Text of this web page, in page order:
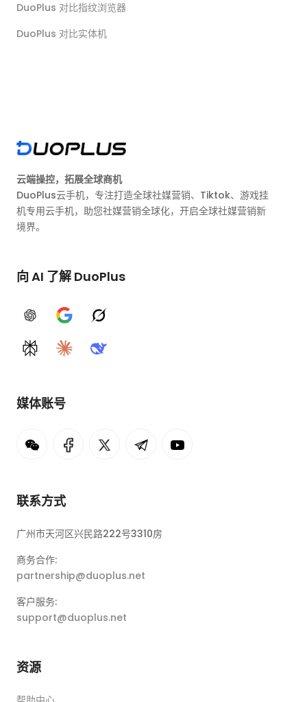
DuoPlus 对比指纹浏览器
DuoPlus 对比实体机
云端操控，拓展全球商机
DuoPlus云手机，专注打造全球社媒营销、Tiktok、游戏挂
机专用云手机，助您社媒营销全球化，开启全球社媒营销新
境界。
向 AI 了解 DuoPlus
ChatGPTGoogle AIGrok
PerplexityClaudeDeepSeek
媒体账号
联系方式
广州市天河区兴民路222号3310房
商务合作:
partnership@duoplus.net
客户服务:
support@duoplus.net
资源